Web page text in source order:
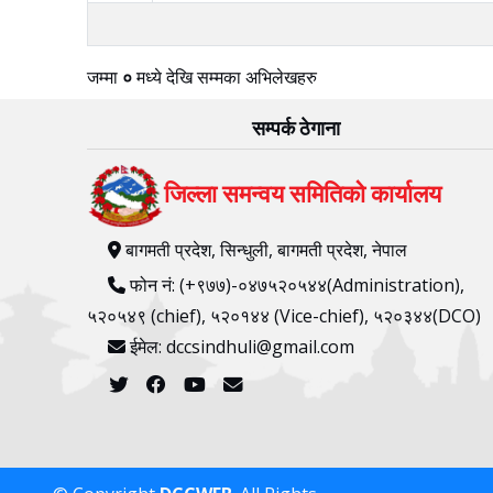
जम्मा ०मध्येदेखिसम्मका अभिलेखहरु
सम्पर्क ठेगाना
जिल्ला समन्वय समितिको कार्यालय
बागमती प्रदेश, सिन्धुली, बागमती प्रदेश, नेपाल
फोन नं: (+९७७)-०४७५२०५४४(Administration),
५२०५४९ (chief), ५२०१४४ (Vice-chief), ५२०३४४(DCO)
ईमेल: dccsindhuli@gmail.com